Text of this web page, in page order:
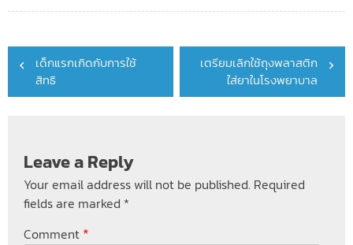
Post
navigation
เด็กแรกเกิดกับการใช้
สิทธิ
เตรียมเลิกใช้ถุงพลาสติก
ใส่ยาในโรงพยาบาล
Leave a Reply
Your email address will not be published. Required
fields are marked *
Comment *